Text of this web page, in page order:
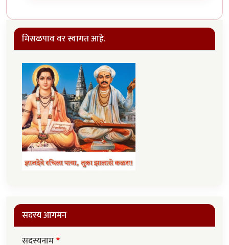
मिसळपाव वर स्वागत आहे.
सदस्य आगमन
सदस्यनाम